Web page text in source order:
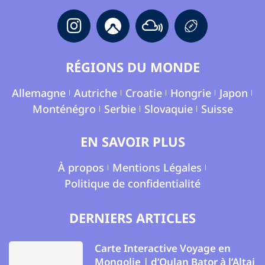
RÉGIONS DU MONDE
Allemagne Autriche Croatie Hongrie
Japon
Monténégro
Serbie Slovaquie Suisse
EN SAVOIR PLUS
À propos
Mentions Légales
Politique de confidentialité
DERNIERS ARTICLES
Carte Interactive Voyage en
Mongolie | d’Oulan Bator à l’Altai